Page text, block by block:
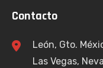
Contacto
León, Gto.
Las Vegas,